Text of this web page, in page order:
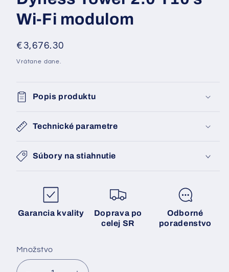
Wi-Fi modulom
Normálna
cena
€3,676.30
Vrátane dane.
Popis produktu
Technické parametre
Súbory na stiahnutie
Garancia kvality
Doprava po
celej SR
Odborné
poradenstvo
Množstvo